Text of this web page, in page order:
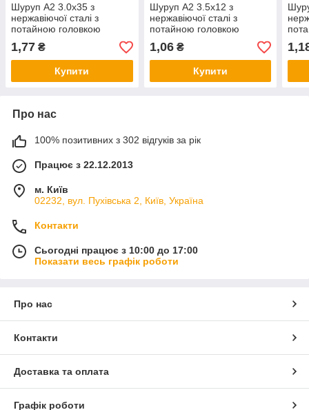
Шуруп А2 3.0х35 з
нержавіючої сталі з
потайною головкою
1,77 ₴
Купити
Шуруп А2 3.5х12 з
нержавіючої сталі з
потайною головкою
1,06₴
Купити
Про нас
100% позитивних з 302 відгуків за рік
Працює з 22.12.2013
м. Київ
02232, вул. Пухівська 2, Київ, Україна
Контакти
Сьогодні працює з 10:00 до 17:00
Показати весь графік роботи
Про нас
Контакти
Доставка та оплата
Графік роботи